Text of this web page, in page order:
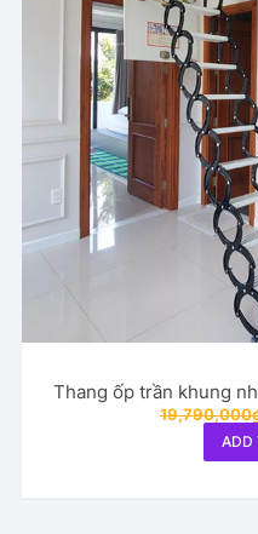
Thang ốp trần khung
19,790,000
ADD